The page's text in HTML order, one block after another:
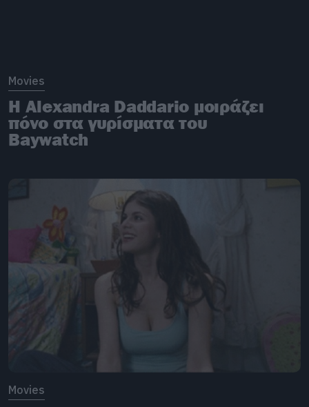
Movies
H Alexandra Daddario μοιράζει
πόνο στα γυρίσματα του
Baywatch
Movies